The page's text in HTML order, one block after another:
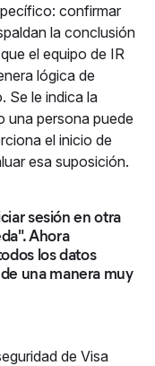
confirmar
la conclusión
el equipo de IR
lógica de
Se le indica la
una persona puede
el inicio de
esa suposición.
sesión en otra
Ahora
los datos
una manera muy
de Visa